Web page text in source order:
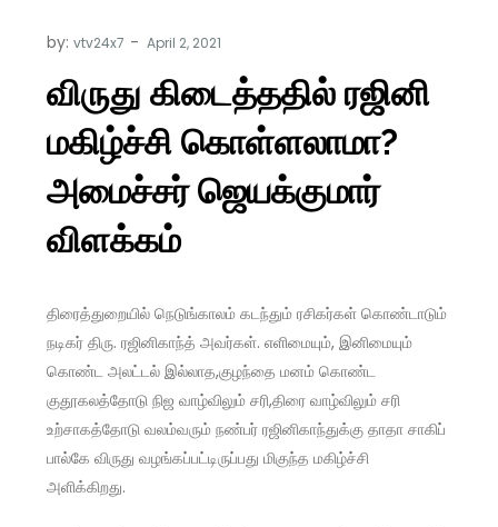
by:vtv24x7
விருது கிடைத்ததில் ரஜினி
மகிழ்ச்சி கொள்ளலாமா?
அமைச்சர் ஜெயக்குமார்
விளக்கம்
திரைத்துறையில் நெடுங்காலம் கடந்தும் ரசிகர்கள் கொண்டாடும்
நடிகர் திரு. ரஜினிகாந்த் அவர்கள். எளிமையும், இனிமையும்
கொண்ட அலட்டல் இல்லாத,குழந்தை மனம் கொண்ட
குதூகலத்தோடு நிஜ வாழ்விலும் சரி,திரை வாழ்விலும் சரி
உற்சாகத்தோடு வலம்வரும் நண்பர் ரஜினிகாந்துக்கு தாதா சாகிப்
பால்கே விருது வழங்கப்பட்டிருப்பது மிகுந்த மகிழ்ச்சி
அளிக்கிறது.